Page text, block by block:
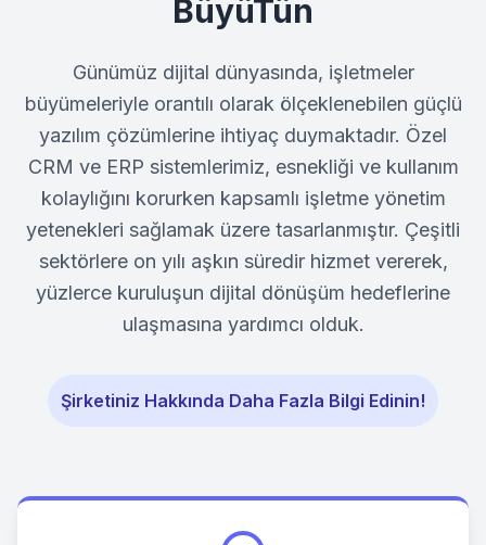
BüyüTün
Günümüz dijital dünyasında, işletmeler
büyümeleriyle orantılı olarak ölçeklenebilen güçlü
yazılım çözümlerine ihtiyaç duymaktadır. Özel
CRM ve ERP sistemlerimiz, esnekliği ve kullanım
kolaylığını korurken kapsamlı işletme yönetim
yetenekleri sağlamak üzere tasarlanmıştır. Çeşitli
sektörlere on yılı aşkın süredir hizmet vererek,
yüzlerce kuruluşun dijital dönüşüm hedeflerine
ulaşmasına yardımcı olduk.
Şirketiniz Hakkında Daha Fazla Bilgi Edinin!